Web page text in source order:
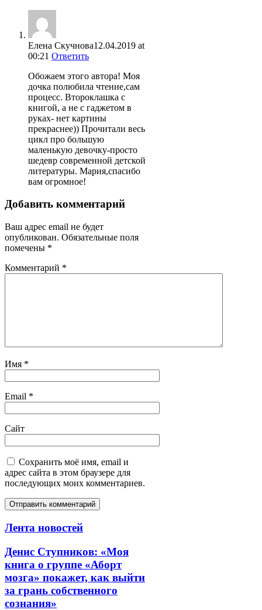
Елена Скучнова12.04.2019 at
00:21 Ответить
Обожаем этого автора! Моя
дочка полюбила чтение,сам
процесс. Второклашка с
книгой, а не с гаджетом в
руках- нет картины
прекраснее)) Прочитали весь
цикл про большую
маленькую девочку-просто
шедевр современной детской
литературы. Мария,спасибо
вам огромное!
Добавить комментарий
Ваш адрес email не будет
опубликован. Обязательные поля
помечены *
Комментарий *
Имя *
Email *
Сайт
Сохранить моё имя, email и
адрес сайта в этом браузере для
последующих моих комментариев.
Лента новостей
Денис Ступников: «Моя
книга о группе «Аборт
мозга» покажет, как выйти
за грань собственного
сознания»